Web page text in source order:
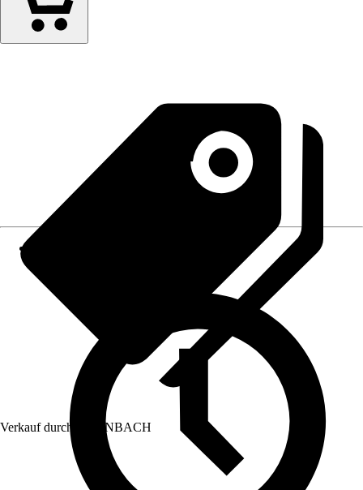
Verkauf durch: HORNBACH